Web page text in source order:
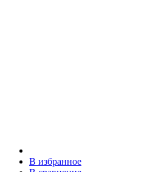
В избранное